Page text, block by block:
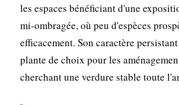
les espaces bénéficiant d'une
mi-ombragée, où peu d'espèces
efficacement. Son caractère
plante de choix pour les
cherchant une verdure stable toute